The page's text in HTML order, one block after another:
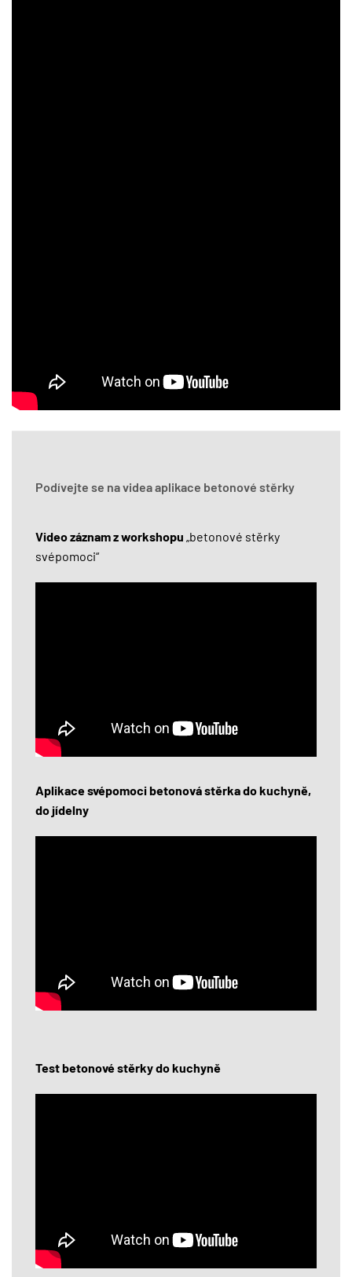
Podívejte se na videa aplikace betonové stěrky
Video záznam z workshopu „betonové stěrky
svépomoci“
Aplikace svépomoci betonová stěrka do kuchyně,
do jídelny
Test betonové stěrky do kuchyně